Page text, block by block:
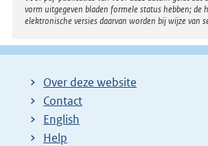
vorm uitgegeven bladen formele status hebben; de
elektronische versies daarvan worden bij wijze van
Over deze website
Contact
English
Help